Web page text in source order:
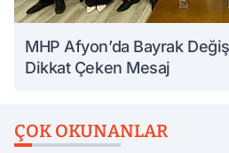
MHP Afyon’da Bayrak
Dikkat Çeken Mesaj
ÇOK OKUNANLAR